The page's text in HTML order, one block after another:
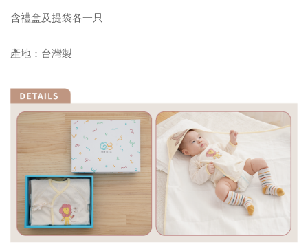
含禮盒及提袋各一只
產地：台灣製